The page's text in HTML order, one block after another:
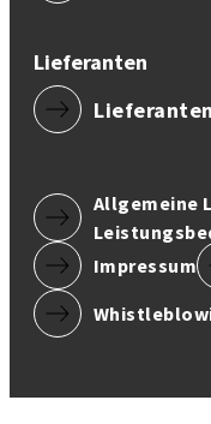
Lieferanten
Allgemeine
Impressum